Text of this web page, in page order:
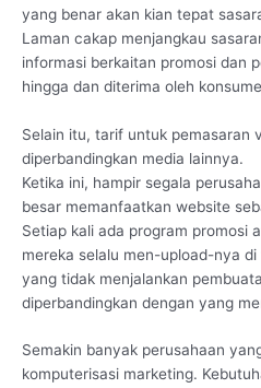
yang benar akan kian tepat
Laman cakap menjangkau
informasi berkaitan promosi dan
hingga dan diterima oleh
Selain itu, tarif untuk pemasaran
diperbandingkan media lainnya.
Ketika ini, hampir segala
besar memanfaatkan website
Setiap kali ada program promosi
mereka selalu men-upload-nya
yang tidak menjalankan
diperbandingkan dengan yang
Semakin banyak perusahaan
komputerisasi marketing.